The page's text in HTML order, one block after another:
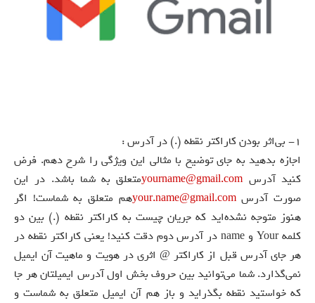
۱- بی‌اثر بودن کاراکتر نقطه (.) در آدرس :
اجازه بدهید به جای توضیح با مثالی این ویژگی را شرح دهم. فرض
کنید آدرس yourname@gmail.comمتعلق به شما باشد. در این
صورت آدرسyour.name@gmail.comهم متعلق به شماست! اگر
هنوز متوجه نشده‌اید که جریان چیست به کاراکتر نقطه (.) بین دو
کلمه Your و name در آدرس دوم دقت کنید! یعنی کاراکتر نقطه در
هر جای آدرس قبل از کاراکتر @ اثری در هویت و ماهیت آن ایمیل
نمی‌گذارد. شما می‌توانید بین حروف بخش اول آدرس ایمیلتان هر جا
که خواستید نقطه بگذراید و باز هم آن ایمیل متعلق به شماست و